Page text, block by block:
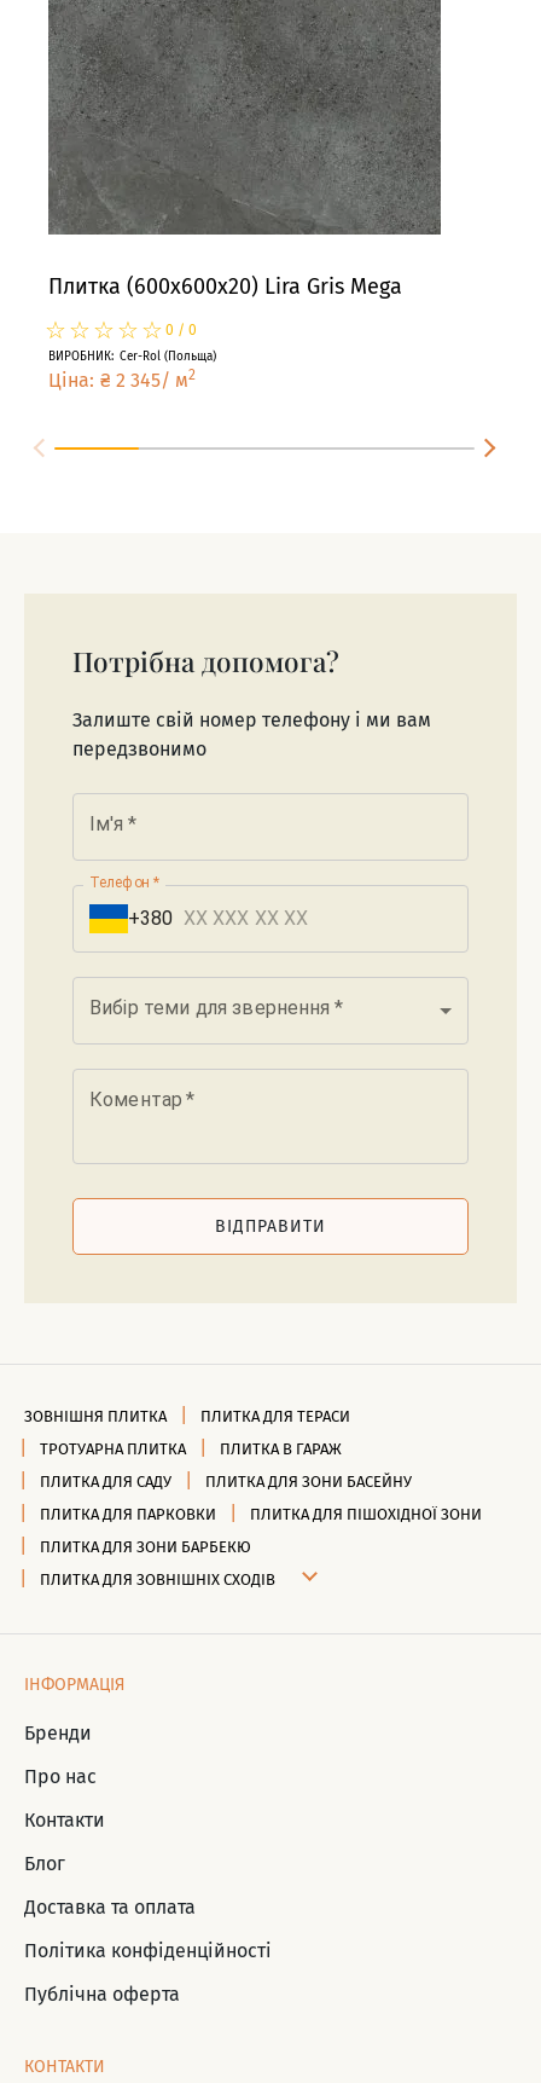
Плитка (600x600x20) Lira Gris Mega
☆
★☆
★☆
★☆
★☆
★ 0 / 0
ВИРОБНИК: Cer-Rol (Польща)
Ціна: ₴ 2 345/ м2
Потрібна допомога?
Залиште свій номер телефону і ми вам
передзвонимо
Ім'я *
Телефон *
+380
Вибір теми для звернення *
Коментар *
ВІДПРАВИТИ
ЗОВНІШНЯ ПЛИТКА
ПЛИТКА ДЛЯ ТЕРАСИ
ТРОТУАРНА ПЛИТКА
ПЛИТКА В ГАРАЖ
ПЛИТКА ДЛЯ САДУ
ПЛИТКА ДЛЯ ЗОНИ БАСЕЙНУ
ПЛИТКА ДЛЯ ПАРКОВКИ
ПЛИТКА ДЛЯ ПІШОХІДНОЇ ЗОНИ
ПЛИТКА ДЛЯ ЗОНИ БАРБЕКЮ
ПЛИТКА ДЛЯ ЗОВНІШНІХ СХОДІВ
ІНФОРМАЦІЯ
Бренди
Про нас
Контакти
Блог
Доставка та оплата
Політика конфіденційності
Публічна оферта
КОНТАКТИ